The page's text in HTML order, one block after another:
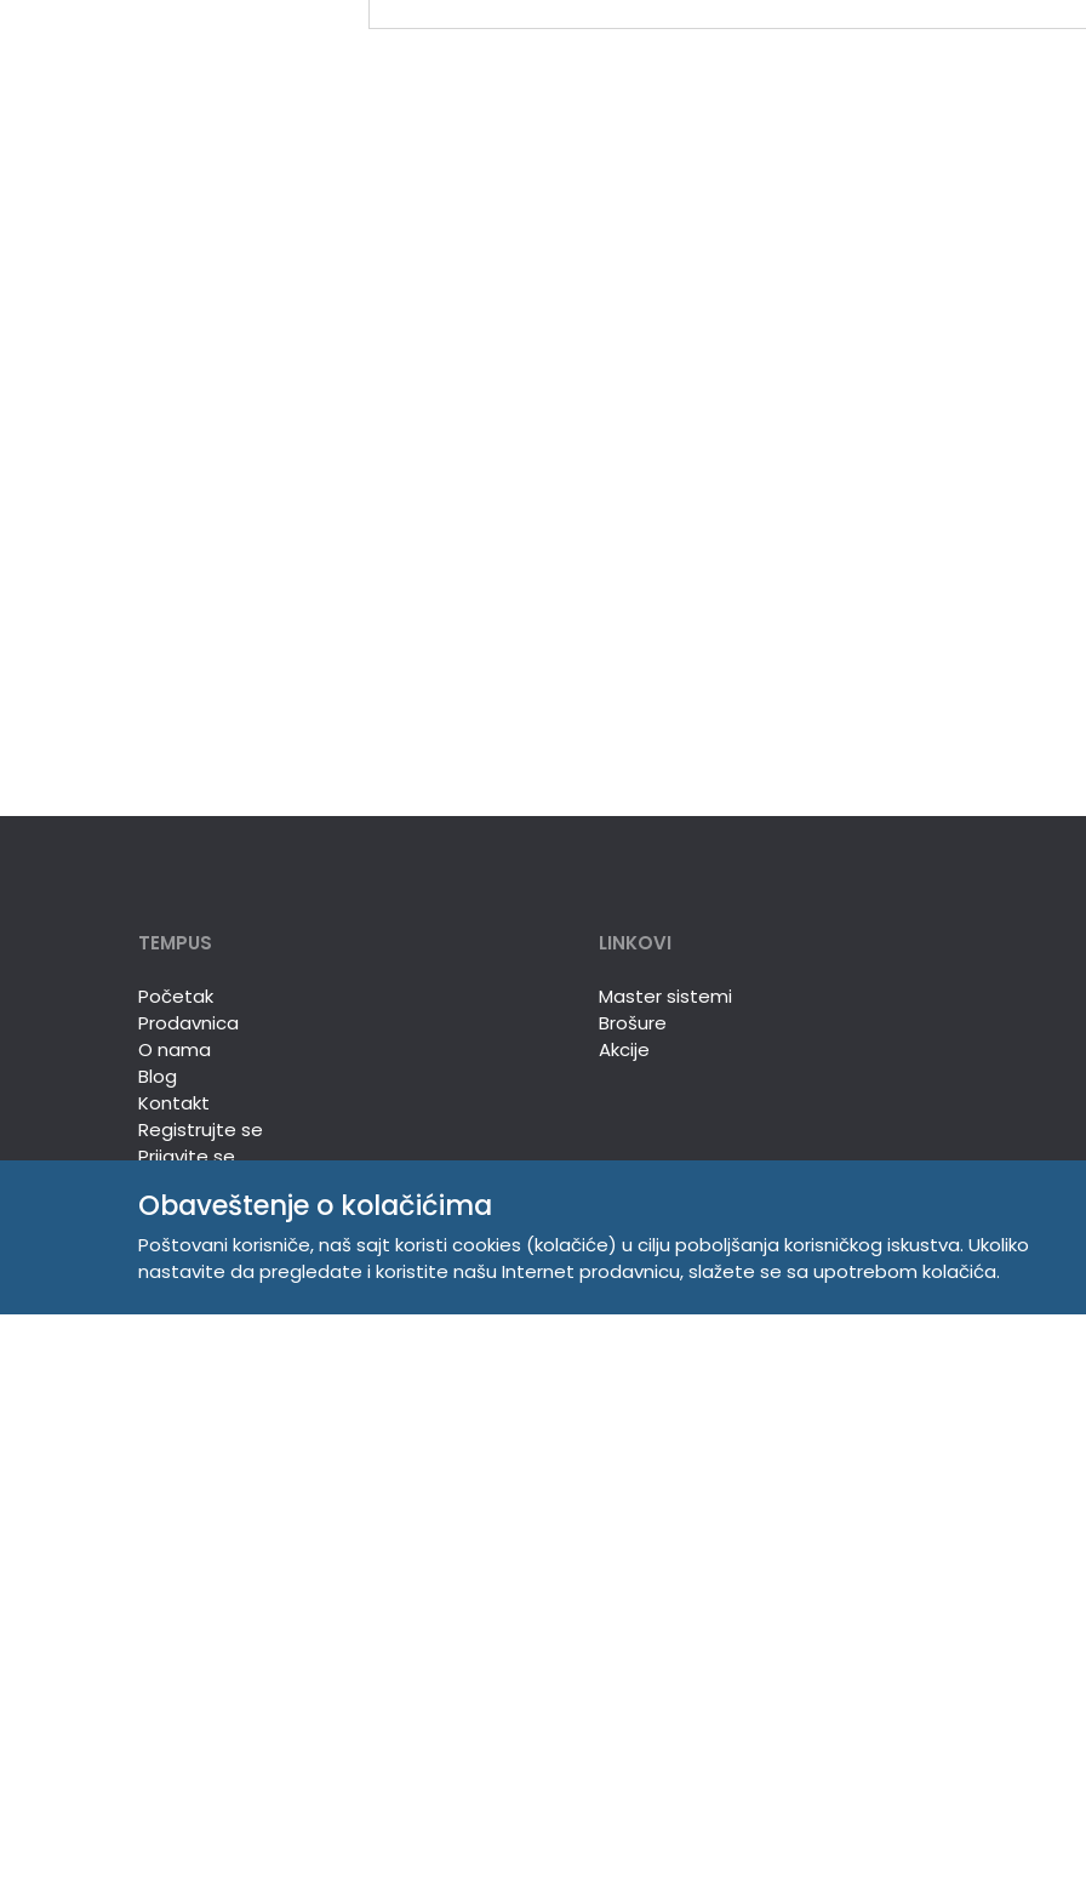
TEMPUS
Početak
Prodavnica
O nama
Blog
Kontakt
Registrujte se
Prijavite se
LINKOVI
Master sistemi
Brošure
Akcije
TEMPUS DOO
Trg Komenskog 2, 21000
INFORMACIJE
Politika o kolačićima
Obaveštenje o kolačićima
Poštovani korisniče, naš sajt koristi cookies (kolačiće) u cilju poboljšanja korisničkog iskustva. Ukoliko
nastavite da pregledate i koristite našu Internet prodavnicu, slažete se sa upotrebom kolačića.